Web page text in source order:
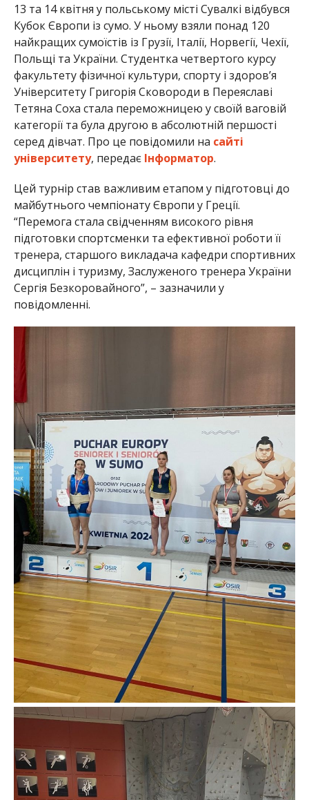
13 та 14 квітня у польському місті Сувалкі відбувся
Кубок Європи із сумо. У ньому взяли понад 120
найкращих сумоїстів із Грузії, Італії, Норвегії, Чехії,
Польщі та України. Студентка четвертого курсу
факультету фізичної культури, спорту і здоров’я
Університету Григорія Сковороди в Переяславі
Тетяна Соха стала переможницею у своїй ваговій
категорії та була другою в абсолютній першості
серед дівчат. Про це повідомили на сайті
університету, передає Інформатор.
Цей турнір став важливим етапом у підготовці до
майбутнього чемпіонату Європи у Греції.
“Перемога стала свідченням високого рівня
підготовки спортсменки та ефективної роботи її
тренера, старшого викладача кафедри спортивних
дисциплін і туризму, Заслуженого тренера України
Сергія Безкоровайного”, – зазначили у
повідомленні.